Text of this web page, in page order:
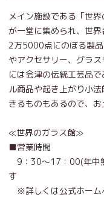
メイン施設である「世
が一堂に集められ、世界
2万5000点にのぼる製
やアクセサリー、グラ
には会津の伝統工芸品
ル商品や起き上がり小
きるものもあるので、お
≪世界のガラス館≫
■営業時間
9：30～17：00(年中
す
※詳しくは公式ホーム